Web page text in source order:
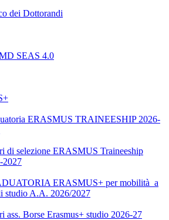
dei Dottorandi
SEAS 4.0
ERASMUS TRAINEESHIP 2026-
di selezione ERASMUS Traineeship
2027
ERASMUS+ per mobilità a
studio A.A. 2026/2027
ass. Borse Erasmus+ studio 2026-27